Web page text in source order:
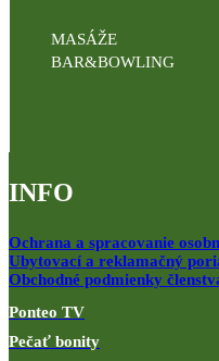
MASÁŽE
BAR&BOWLING
INFO
Ochrana a spracovanie
Ubytovací a reklamačný
Obchodné podmienky
Ponteo TV
Pečať bonity